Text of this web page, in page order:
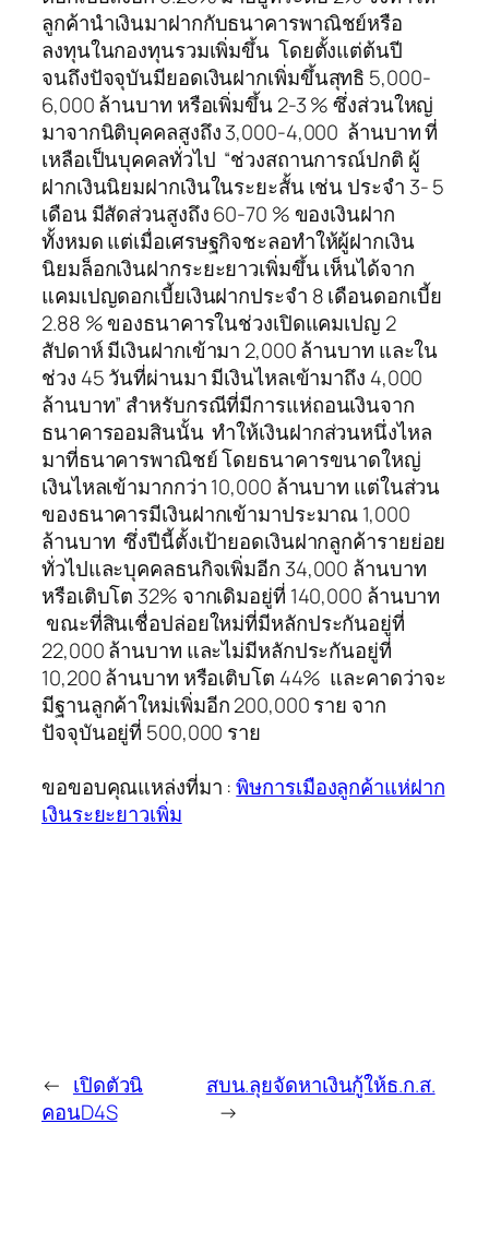
ลูกค้านำเงินมาฝากกับธนาคารพาณิชย์หรือ
ลงทุนในกองทุนรวมเพิ่มขึ้น โดยตั้งแต่ต้นปี
จนถึงปัจจุบันมียอดเงินฝากเพิ่มขึ้นสุทธิ 5,000-
6,000 ล้านบาท หรือเพิ่มขึ้น 2-3 % ซึ่งส่วนใหญ่
มาจากนิติบุคคลสูงถึง 3,000-4,000 ล้านบาท ที่
เหลือเป็นบุคคลทั่วไป “ช่วงสถานการณ์ปกติ ผู้
ฝากเงินนิยมฝากเงินในระยะสั้น เช่น ประจำ 3- 5
เดือน มีสัดส่วนสูงถึง 60-70 % ของเงินฝาก
ทั้งหมด แต่เมื่อเศรษฐกิจชะลอทำให้ผู้ฝากเงิน
นิยมล็อกเงินฝากระยะยาวเพิ่มขึ้น เห็นได้จาก
แคมเปญดอกเบี้ยเงินฝากประจำ 8 เดือนดอกเบี้ย
2.88 % ของธนาคารในช่วงเปิดแคมเปญ 2
สัปดาห์ มีเงินฝากเข้ามา 2,000 ล้านบาท และใน
ช่วง 45 วันที่ผ่านมา มีเงินไหลเข้ามาถึง 4,000
ล้านบาท” สำหรับกรณีที่มีการแห่ถอนเงินจาก
ธนาคารออมสินนั้น ทำให้เงินฝากส่วนหนึ่งไหล
มาที่ธนาคารพาณิชย์ โดยธนาคารขนาดใหญ่
เงินไหลเข้ามากกว่า 10,000 ล้านบาท แต่ในส่วน
ของธนาคารมีเงินฝากเข้ามาประมาณ 1,000
ล้านบาท ซึ่งปีนี้ตั้งเป้ายอดเงินฝากลูกค้ารายย่อย
ทั่วไปและบุคคลธนกิจเพิ่มอีก 34,000 ล้านบาท
หรือเติบโต 32% จากเดิมอยู่ที่ 140,000 ล้านบาท
ขณะที่สินเชื่อปล่อยใหม่ที่มีหลักประกันอยู่ที่
22,000 ล้านบาท และไม่มีหลักประกันอยู่ที่
10,200 ล้านบาท หรือเติบโต 44% และคาดว่าจะ
มีฐานลูกค้าใหม่เพิ่มอีก 200,000 ราย จาก
ปัจจุบันอยู่ที่ 500,000 ราย
ขอขอบคุณแหล่งที่มา :พิษการเมืองลูกค้าแห่ฝาก
เงินระยะยาวเพิ่ม
← เปิดตัวนิ
คอนD4S
สบน.ลุยจัดหาเงินกู้ให้ธ.ก.ส.
→